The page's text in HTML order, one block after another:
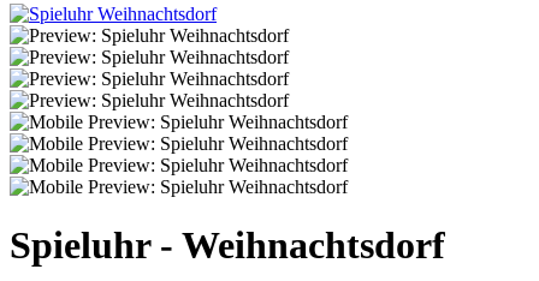
Spieluhr - Weihnachtsdorf